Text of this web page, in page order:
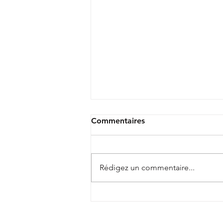
Camp Basket 2026
Commentaires
Rédigez un commentaire...